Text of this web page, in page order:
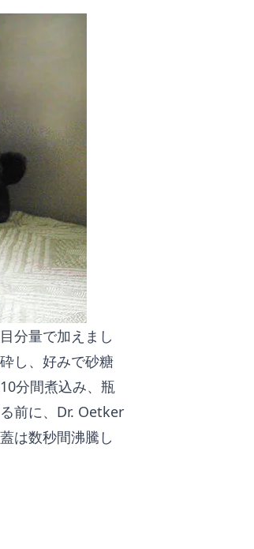
分量で加えまし
し、好みで砂糖
分間煮込み、瓶
前に、Dr. Oetker
は数秒間沸騰し